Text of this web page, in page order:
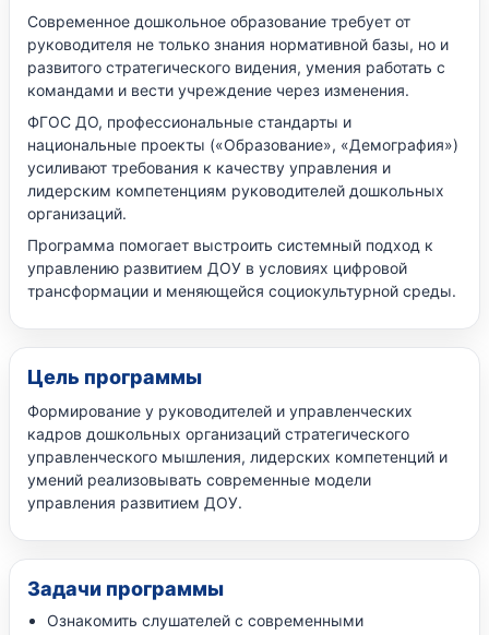
Современное дошкольное образование требует от
руководителя не только знания нормативной базы, но и
развитого стратегического видения, умения работать с
командами и вести учреждение через изменения.
ФГОС ДО, профессиональные стандарты и
национальные проекты («Образование», «Демография»)
усиливают требования к качеству управления и
лидерским компетенциям руководителей дошкольных
организаций.
Программа помогает выстроить системный подход к
управлению развитием ДОУ в условиях цифровой
трансформации и меняющейся социокультурной среды.
Цель программы
Формирование у руководителей и управленческих
кадров дошкольных организаций стратегического
управленческого мышления, лидерских компетенций и
умений реализовывать современные модели
управления развитием ДОУ.
Задачи программы
Ознакомить слушателей с современными